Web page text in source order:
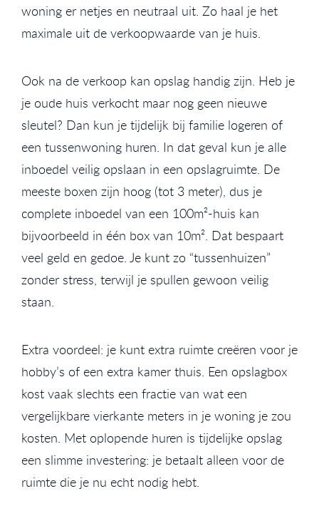
woning er netjes en neutraal uit. Zo haal je het
maximale uit de verkoopwaarde van je huis.
Ook na de verkoop kan opslag handig zijn. Heb je
je oude huis verkocht maar nog geen nieuwe
sleutel? Dan kun je tijdelijk bij familie logeren of
een tussenwoning huren. In dat geval kun je alle
inboedel veilig opslaan in een opslagruimte. De
meeste boxen zijn hoog (tot 3 meter), dus je
complete inboedel van een 100m²-huis kan
bijvoorbeeld in één box van 10m². Dat bespaart
veel geld en gedoe. Je kunt zo “tussenhuizen”
zonder stress, terwijl je spullen gewoon veilig
staan.
Extra voordeel: je kunt extra ruimte creëren voor je
hobby’s of een extra kamer thuis. Een opslagbox
kost vaak slechts een fractie van wat een
vergelijkbare vierkante meters in je woning je zou
kosten. Met oplopende huren is tijdelijke opslag
een slimme investering: je betaalt alleen voor de
ruimte die je nu echt nodig hebt.